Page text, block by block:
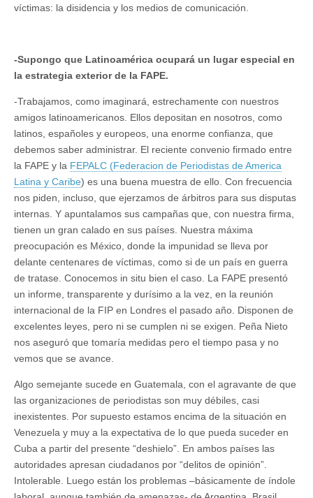
víctimas: la disidencia y los medios de comunicación.
-Supongo que Latinoamérica ocupará un lugar especial en
la estrategia exterior de la FAPE.
-Trabajamos, como imaginará, estrechamente con nuestros
amigos latinoamericanos. Ellos depositan en nosotros, como
latinos, españoles y europeos, una enorme confianza, que
debemos saber administrar. El reciente convenio firmado entre
la FAPE y la FEPALC (Federacion de Periodistas de America
Latina y Caribe) es una buena muestra de ello. Con frecuencia
nos piden, incluso, que ejerzamos de árbitros para sus disputas
internas. Y apuntalamos sus campañas que, con nuestra firma,
tienen un gran calado en sus países. Nuestra máxima
preocupación es México, donde la impunidad se lleva por
delante centenares de víctimas, como si de un país en guerra
de tratase. Conocemos in situ bien el caso. La FAPE presentó
un informe, transparente y durísimo a la vez, en la reunión
internacional de la FIP en Londres el pasado año. Disponen de
excelentes leyes, pero ni se cumplen ni se exigen. Peña Nieto
nos aseguró que tomaría medidas pero el tiempo pasa y no
vemos que se avance.
Algo semejante sucede en Guatemala, con el agravante de que
las organizaciones de periodistas son muy débiles, casi
inexistentes. Por supuesto estamos encima de la situación en
Venezuela y muy a la expectativa de lo que pueda suceder en
Cuba a partir del presente “deshielo”. En ambos países las
autoridades apresan ciudadanos por “delitos de opinión”.
Intolerable. Luego están los problemas –básicamente de índole